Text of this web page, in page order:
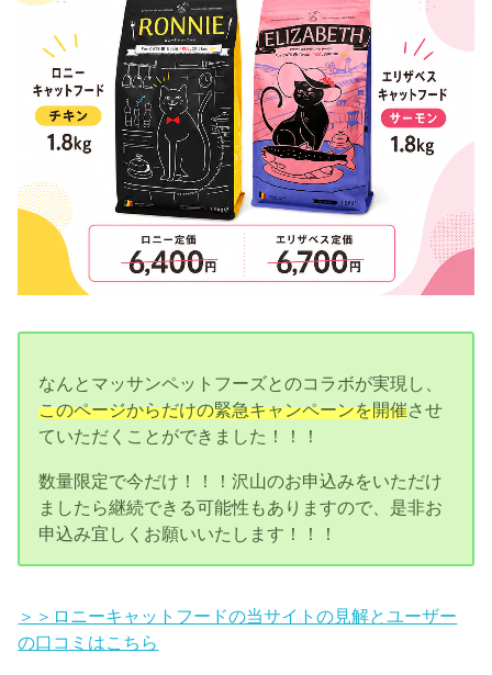
なんとマッサンペットフーズとのコラボが実現し、
このページからだけの緊急キャンペーンを開催させ
ていただくことができました！！！
数量限定で今だけ！！！沢山のお申込みをいただけ
ましたら継続できる可能性もありますので、是非お
申込み宜しくお願いいたします！！！
＞＞ロニーキャットフードの当サイトの見解とユーザー
の口コミはこちら